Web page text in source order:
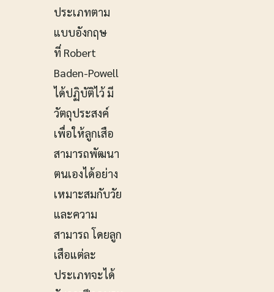
ประเภทตาม
แบบอังกฤษ
ที่ Robert
Baden-Powell
ได้ปฏิบัติไว้ มี
วัตถุประสงค์
เพื่อให้ลูกเสือ
สามารถพัฒนา
ตนเองได้อย่าง
เหมาะสมกับวัย
และความ
สามารถ โดยลูก
เสือแต่ละ
ประเภทจะได้